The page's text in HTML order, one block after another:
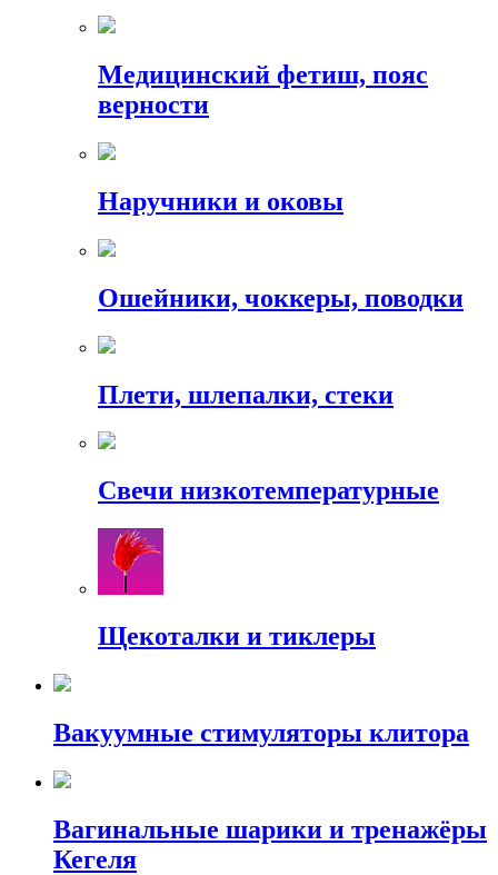
Медицинский фетиш, пояс
верности
Наручники и оковы
Ошейники, чоккеры, поводки
Плети, шлепалки, стеки
Свечи низкотемпературные
Щекоталки и тиклеры
Вакуумные стимуляторы клитора
Вагинальные шарики и тренажёры
Кегеля